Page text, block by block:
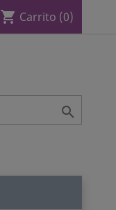
shopping_cart Carrito (0)
